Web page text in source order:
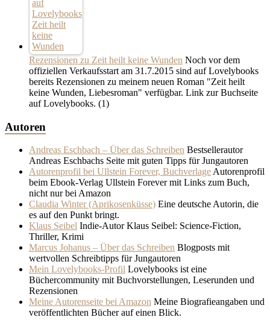
Rezensionen zu Zeit heilt keine Wunden Noch vor dem
offiziellen Verkaufsstart am 31.7.2015 sind auf Lovelybooks
bereits Rezensionen zu meinem neuen Roman "Zeit heilt
keine Wunden, Liebesroman" verfügbar. Link zur Buchseite
auf Lovelybooks. (1)
Autoren
Andreas Eschbach – Über das Schreiben Bestsellerautor
Andreas Eschbachs Seite mit guten Tipps für Jungautoren
Autorenprofil bei Ullstein Forever, Buchverlage Autorenprofil
beim Ebook-Verlag Ullstein Forever mit Links zum Buch,
nicht nur bei Amazon
Claudia Winter (Aprikosenküsse) Eine deutsche Autorin, die
es auf den Punkt bringt.
Klaus Seibel Indie-Autor Klaus Seibel: Science-Fiction,
Thriller, Krimi
Marcus Johanus – Über das Schreiben Blogposts mit
wertvollen Schreibtipps für Jungautoren
Mein Lovelybooks-Profil Lovelybooks ist eine
Büchercommunity mit Buchvorstellungen, Leserunden und
Rezensionen
Meine Autorenseite bei Amazon Meine Biografieangaben und
veröffentlichten Bücher auf einen Blick.